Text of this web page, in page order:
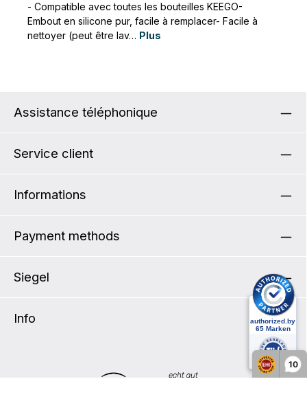
10
- Compatible avec toutes les bouteilles KEEGO-
Embout en silicone pur, facile à remplacer- Facile à
nettoyer (peut être lav… Plus
Assistance téléphonique
Service client
Informations
Payment methods
Siegel
Info